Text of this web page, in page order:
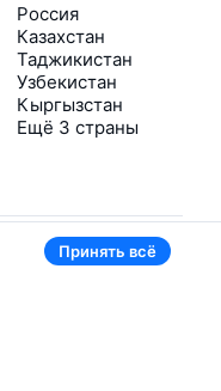
Россия
Казахстан
Таджикистан
Узбекистан
Кыргызстан
Ещё 3 страны
Принять всё